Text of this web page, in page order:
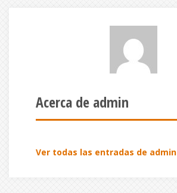
Acerca de admin
Ver todas las entradas de admin